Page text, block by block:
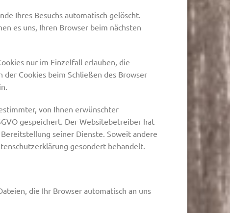
Ihres Besuchs automatisch gelöscht.
es uns, Ihren Browser beim nächsten
nur im Einzelfall erlauben, die
Cookies beim Schließen des Browser
von Ihnen erwünschter
gespeichert. Der Websitebetreiber hat
seiner Dienste. Soweit andere
gesondert behandelt.
die Ihr Browser automatisch an uns